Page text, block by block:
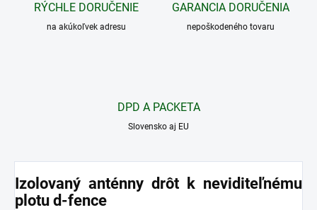
RÝCHLE DORUČENIE
na akúkoľvek adresu
GARANCIA DORUČENIA
nepoškodeného tovaru
DPD A PACKETA
Slovensko aj EU
Izolovaný anténny drôt k neviditeľnému
plotu d-fence